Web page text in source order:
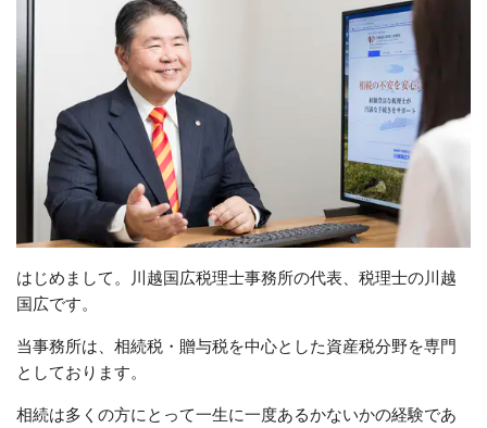
はじめまして。川越国広税理士事務所の代表、税理士の川越
国広です。
当事務所は、相続税・贈与税を中心とした資産税分野を専門
としております。
相続は多くの方にとって一生に一度あるかないかの経験であ